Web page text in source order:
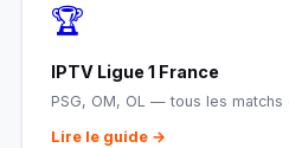
🏆
IPTV Ligue 1 France
PSG, OM, OL — tous les matchs
Lire le guide →